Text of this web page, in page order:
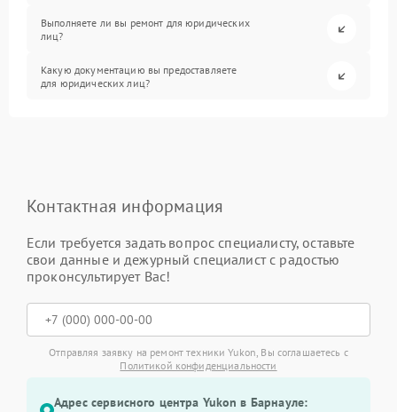
Выполняете ли вы ремонт для юридических
лиц?
Какую документацию вы предоставляете
для юридических лиц?
Контактная информация
Если требуется задать вопрос специалисту, оставьте
свои данные и дежурный специалист с радостью
проконсультирует Вас!
Отправляя заявку на ремонт техники Yukon, Вы соглашаетесь с
Политикой конфиденциальности
Адрес сервисного центра Yukon в Барнауле: